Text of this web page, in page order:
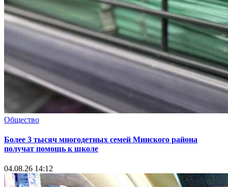
Общество
Более 3 тысяч многодетных семей Минского района
получат помощь к школе
04.08.26 14:12